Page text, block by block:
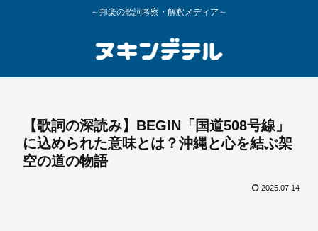
～邦楽の歌詞考察・解釈メディア～
【歌詞の深読み】BEGIN「国道508号線」
に込められた意味とは？沖縄と心を結ぶ架
空の道の物語
2025.07.14